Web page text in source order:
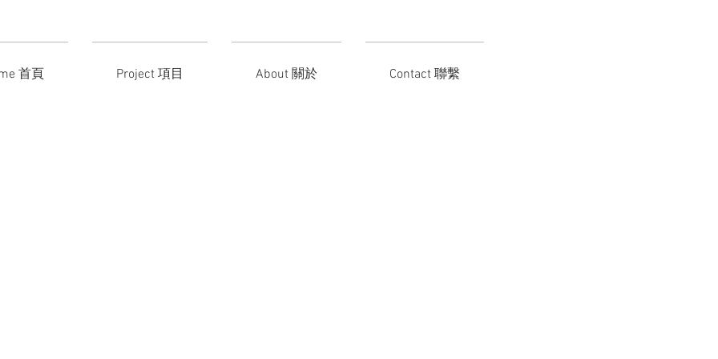
首頁 Project 項目 About 關於 Contact 聯繫